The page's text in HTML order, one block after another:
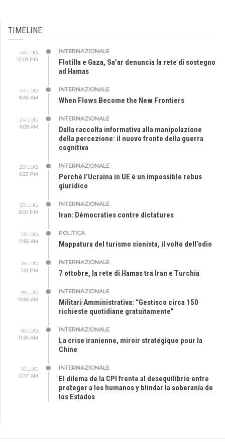
TIMELINE
26 LUG
12:09 PM
INTERNAZIONALE
Flotilla e Gaza, Sa’ar denuncia la rete di sostegno
ad Hamas
24 LUG
8:46 AM
INTERNAZIONALE
When Flows Become the New Frontiers
24 LUG
6:09 AM
INTERNAZIONALE
Dalla raccolta informativa alla manipolazione
della percezione: il nuovo fronte della guerra
cognitiva
20 LUG
6:23 PM
INTERNAZIONALE
Perché l’Ucraina in UE è un impossible rebus
giuridico
20 LUG
6:00 PM
INTERNAZIONALE
Iran: Démocraties contre dictatures
19 LUG
11:55 AM
POLITICA
Mappatura del turismo sionista, il volto dell’odio
18 LUG
1:31 PM
INTERNAZIONALE
7 ottobre, la rete di Hamas tra Iran e Turchia
18 LUG
10:55 AM
INTERNAZIONALE
Militari Amministrativa: “Gestisco circa 150
richieste quotidiane gratuitamente”
16 LUG
11:26 AM
INTERNAZIONALE
La crise iranienne, miroir stratégique pour la
Chine
16 LUG
11:17 AM
INTERNAZIONALE
El dilema de la CPI frente al desequilibrio entre
proteger a los humanos y blindar la soberanía de
los Estados